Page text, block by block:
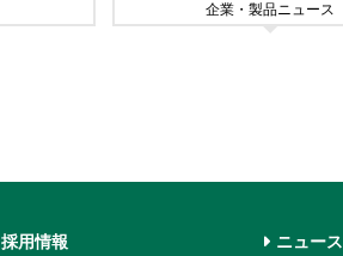
企業・製品ニュース
採用情報 ニュース